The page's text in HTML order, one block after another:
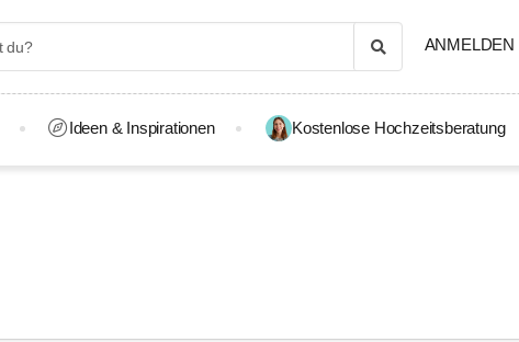
ANMELDEN
Ideen & Inspirationen Kostenlose Hochzeitsberatung